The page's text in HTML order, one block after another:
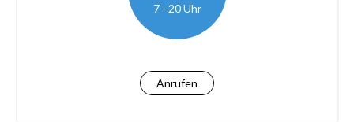
7 - 20 Uhr
Anrufen